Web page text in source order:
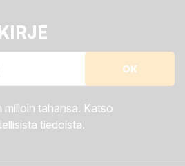
milloin tahansa. Katso
tiedoista.